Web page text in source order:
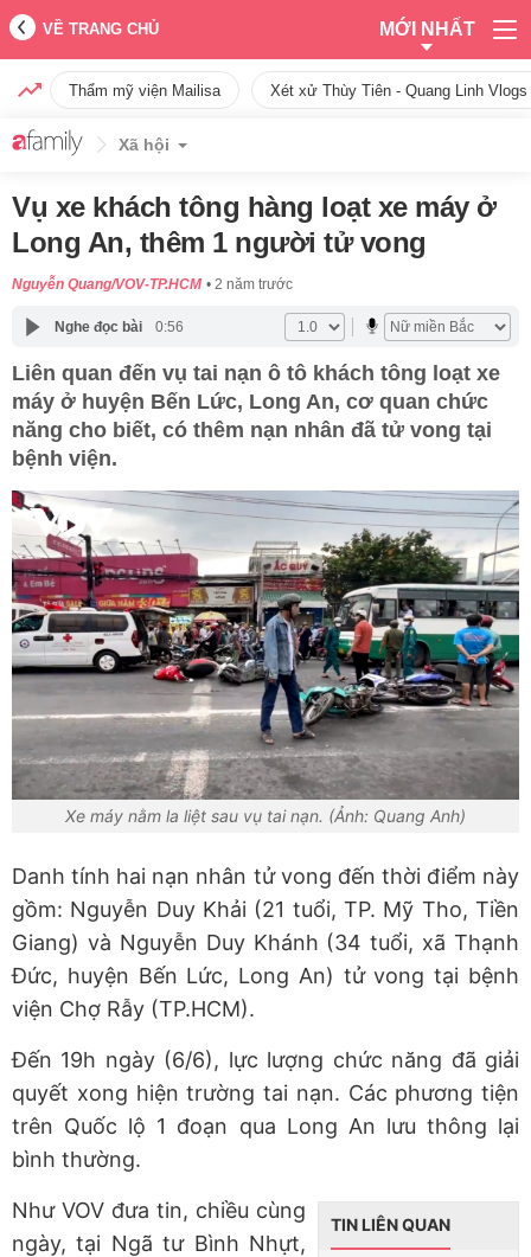
VỀ TRANG CHỦ MỚI NHẤT
Thẩm mỹ viện Mailisa Xét xử Thùy Tiên - Quang Linh
Xã hội
Vụ xe khách tông hàng loạt xe máy ở
Long An, thêm 1 người tử vong
Nguyễn Quang/VOV-TP.HCM 2 năm trước
Nghe đọc bài 0:56
Liên quan đến vụ tai nạn ô tô khách tông loạt xe
máy ở huyện Bến Lức, Long An, cơ quan chức
năng cho biết, có thêm nạn nhân đã tử vong tại
bệnh viện.
Xe máy nằm la liệt sau vụ tai nạn. (Ảnh: Quang Anh)
Danh tính hai nạn nhân tử vong đến thời điểm này
gồm: Nguyễn Duy Khải (21 tuổi, TP. Mỹ Tho, Tiền
Giang) và Nguyễn Duy Khánh (34 tuổi, xã Thạnh
Đức, huyện Bến Lức, Long An) tử vong tại bệnh
viện Chợ Rẫy (TP.HCM).
Đến 19h ngày (6/6), lực lượng chức năng đã giải
quyết xong hiện trường tai nạn. Các phương tiện
trên Quốc lộ 1 đoạn qua Long An lưu thông lại
bình thường.
TIN LIÊN QUAN
Như VOV đưa tin, chiều cùng
ngày, tại Ngã tư Bình Nhựt,